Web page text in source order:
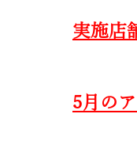
実施店
5月の